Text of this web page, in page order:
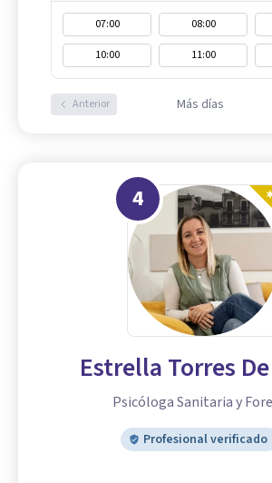
07:00 08:00
10:00
11:00
Anterior Más días
4
Estrella Torres
Psicóloga Sanitaria y
Profesional verificado